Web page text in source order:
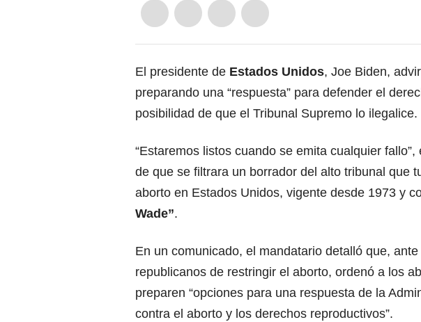
El presidente de Estados Unidos, Joe Biden,
preparando una “respuesta” para defender el
posibilidad de que el Tribunal Supremo lo ilegalice.
“Estaremos listos cuando se emita cualquier
de que se filtrara un borrador del alto tribunal que
aborto en Estados Unidos, vigente desde 1973 y
Wade”.
En un comunicado, el mandatario detalló que,
republicanos de restringir el aborto, ordenó a los
preparen “opciones para una respuesta de la
contra el aborto y los derechos reproductivos”.